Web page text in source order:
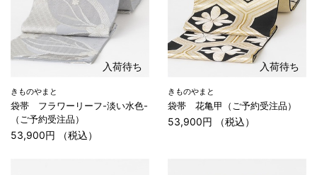
入荷待ち
きものやまと
袋帯 フラワーリーフ-淡い水色-
（ご予約受注品）
53,900円 （税込）
入荷待ち
きものやまと
袋帯 花亀甲（ご予約受注品）
53,900円 （税込）